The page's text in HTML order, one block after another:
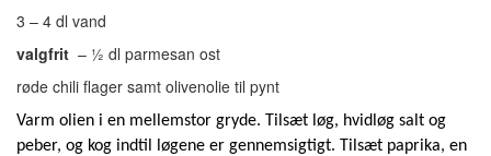
3 – 4 dl vand
valgfrit – ½ dl parmesan ost
røde chili flager samt olivenolie til pynt
Varm olien i en mellemstor gryde. Tilsæt løg, hvidløg salt og
peber, og kog indtil løgene er gennemsigtigt. Tilsæt paprika, en